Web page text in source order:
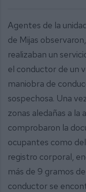
Agentes de la
de Mijas
realizaban un
el conductor de un
maniobra de
sospechosa. Una
zonas aledañas a la
comprobaron la
ocupantes como
registro corporal,
más de 9 gramos
conductor se